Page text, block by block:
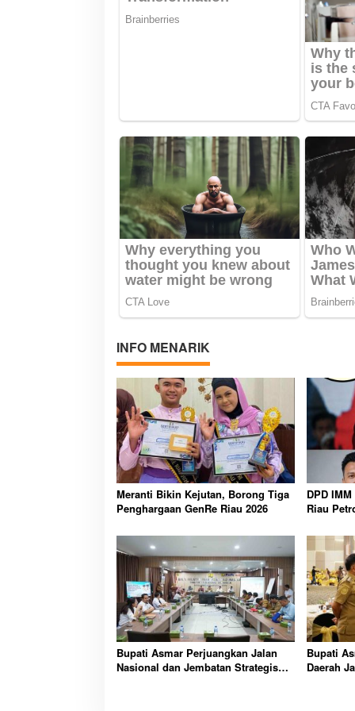
o
INFO MENARIK
Meranti Bikin Kejutan, Borong Tiga
Penghargaan GenRe Riau 2026
DPD
Riau
Bupati Asmar Perjuangkan Jalan
Nasional dan Jembatan Strategis
Bupati
Daerah